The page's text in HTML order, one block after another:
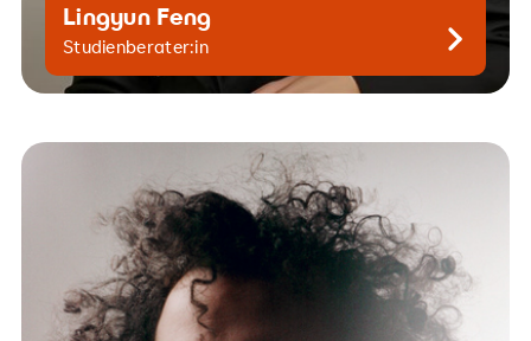
Lingyun Feng
Studienberater:in Kontaktiere mich gern
gianluca.quaranta@srh.de
+49 30 515650 218